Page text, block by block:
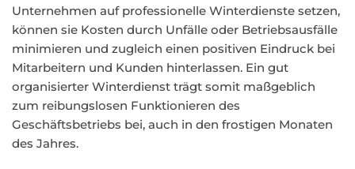
Unternehmen auf professionelle Winterdienste setzen,
können sie Kosten durch Unfälle oder Betriebsausfälle
minimieren und zugleich einen positiven Eindruck bei
Mitarbeitern und Kunden hinterlassen. Ein gut
organisierter Winterdienst trägt somit maßgeblich
zum reibungslosen Funktionieren des
Geschäftsbetriebs bei, auch in den frostigen Monaten
des Jahres.